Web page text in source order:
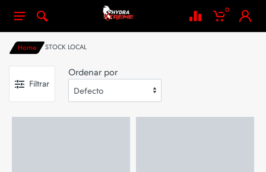
0
Home STOCK LOCAL
Filtrar
Ordenar por